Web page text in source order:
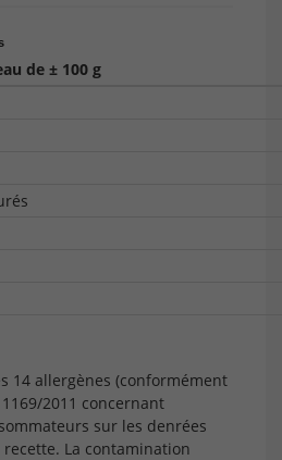
de ± 100 g
14 allergènes (conformément
2011 concernant
sur les denrées
La contamination